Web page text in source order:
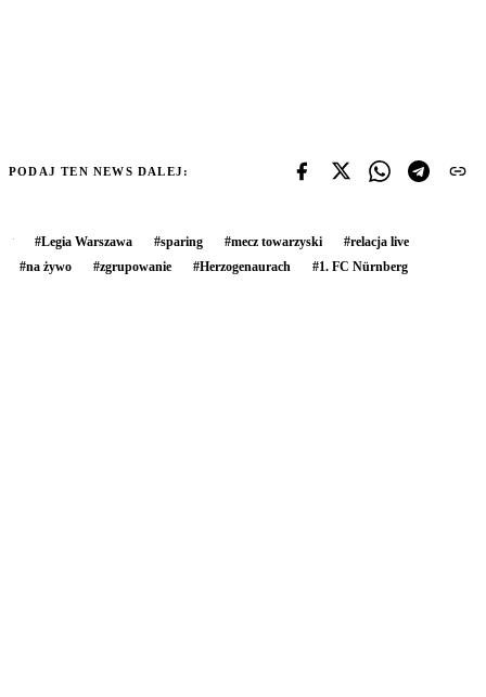
PODAJ TEN NEWS DALEJ:
#Legia Warszawa #sparing #mecz towarzyski #relacja live
#na żywo #zgrupowanie #Herzogenaurach #1. FC Nürnberg